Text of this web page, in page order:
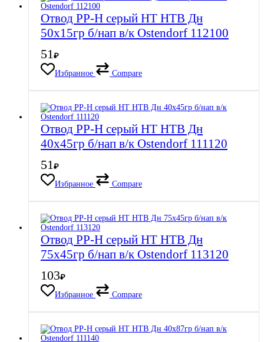
Отвод PP-H серый HT HTB Дн
50х15гр б/нап в/к Ostendorf 112100
51 ₽
Избранное
Compare
Отвод PP-H серый HT HTB Дн
40х45гр б/нап в/к Ostendorf 111120
51 ₽
Избранное
Compare
Отвод PP-H серый HT HTB Дн
75х45гр б/нап в/к Ostendorf 113120
103₽
Избранное
Compare